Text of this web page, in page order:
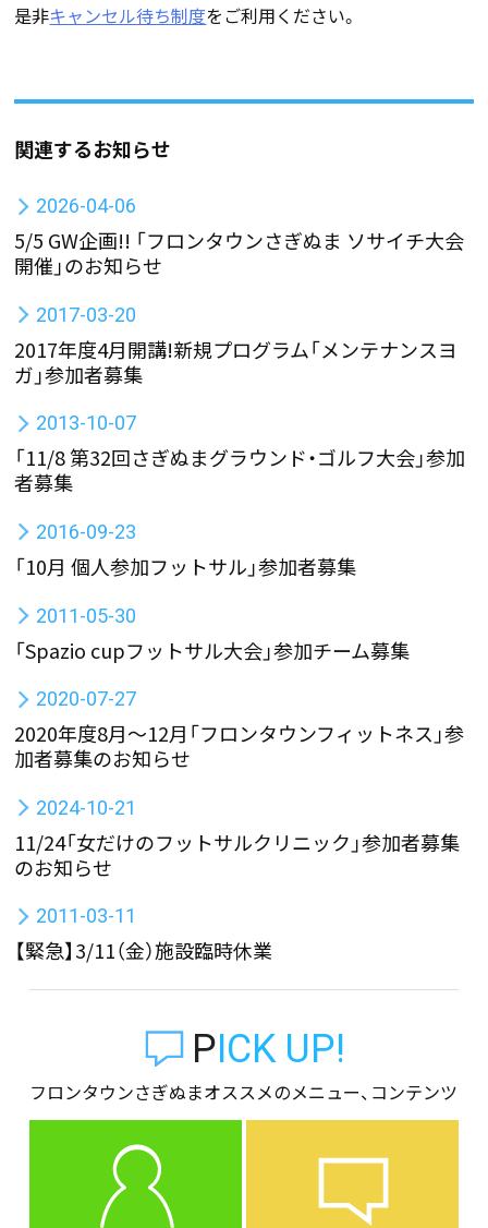
是非キャンセル待ち制度をご利用ください。
関連するお知らせ
2026-04-06
5/5 GW企画!! 「フロンタウンさぎぬま ソサイチ大会
開催」のお知らせ
2017-03-20
2017年度4月開講!新規プログラム「メンテナンスヨ
ガ」参加者募集
2013-10-07
「11/8 第32回さぎぬまグラウンド・ゴルフ大会」参加
者募集
2016-09-23
「10月 個人参加フットサル」参加者募集
2011-05-30
「Spazio cupフットサル大会」参加チーム募集
2020-07-27
2020年度8月～12月「フロンタウンフィットネス」参
加者募集のお知らせ
2024-10-21
11/24「女だけのフットサルクリニック」参加者募集
のお知らせ
2011-03-11
【緊急】3/11（金）施設臨時休業
PICK UP!
フロンタウンさぎぬまオススメのメニュー、コンテンツ